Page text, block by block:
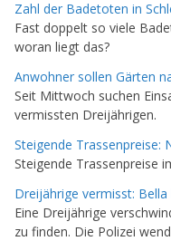
Zahl der Badetoten in
Fast doppelt so viele
woran liegt das?
Anwohner sollen Gärten
Seit Mittwoch suchen
vermissten Dreijährigen.
Steigende Trassenpreise:
Steigende Trassenpreise
Dreijährige vermisst:
Eine Dreijährige
zu finden. Die Polizei